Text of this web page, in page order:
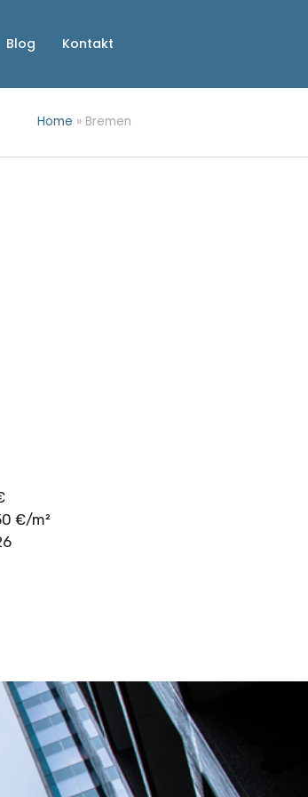
Blog Kontakt
Home » Bremen
€/m²